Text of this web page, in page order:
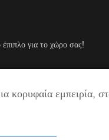
για το χώρο σας!
κορυφαία εμπειρία,